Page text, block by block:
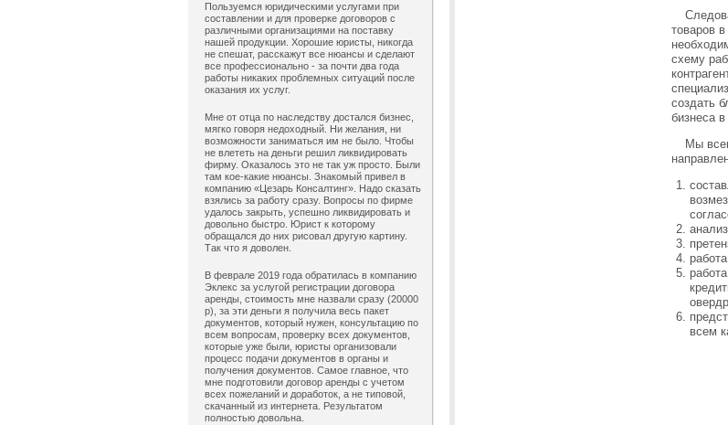
Пользуемся юридическими услугами при
составлении и для проверке договоров с
различными организациями на поставку
нашей продукции. Хорошие юристы, никогда
не спешат, расскажут все нюансы и сделают
все профессионально - за почти два года
работы никаких проблемных ситуаций после
оказания их услуг.
Мне от отца по наследству достался бизнес,
мягко говоря недоходный. Ни желания, ни
возможности заниматься им не было. Чтобы
не влететь на деньги решил ликвидировать
фирму. Оказалось это не так уж просто. Были
там кое-какие нюансы. Знакомый привел в
компанию «Цезарь Консалтинг». Надо сказать
взялись за работу сразу. Вопросы по фирме
удалось закрыть, успешно ликвидировать и
довольно быстро. Юрист к которому
обращался до них рисовал другую картину.
Так что я доволен.
В феврале 2019 года обратилась в компанию
Эклекс за услугой регистрации договора
аренды, стоимость мне назвали сразу (20000
р), за эти деньги я получила весь пакет
документов, который нужен, консультацию по
всем вопросам, проверку всех документов,
которые уже были, юристы организовали
процесс подачи документов в органы и
получения документов. Самое главное, что
мне подготовили договор аренды с учетом
всех пожеланий и доработок, а не типовой,
скачанный из интернета. Результатом
полностью довольна.
товаров
схему
создать
бизнеса
Мы
всем